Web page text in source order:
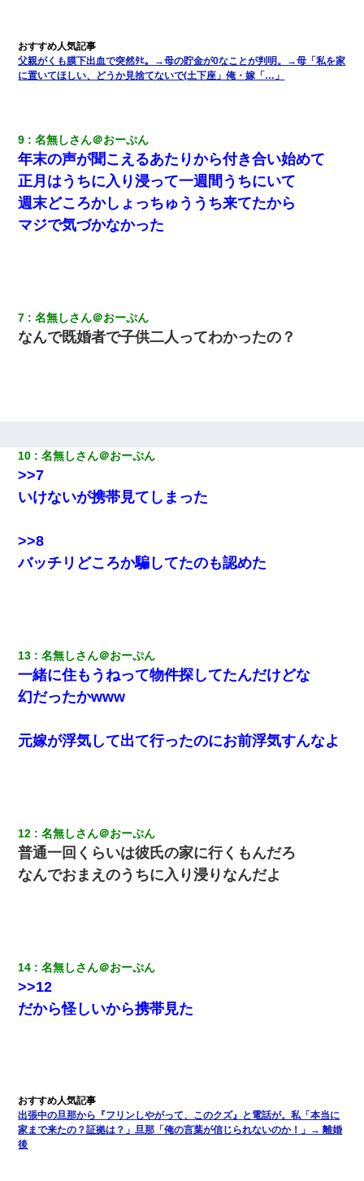
父が他界→父のフリン相手『どうか相続を放棄して下さい、昔の
ことは謝ります。ごめんなさい…』私「お子さんはフリン略奪婚
ｗｗｗｗｗｗｗｗ
ＤＮＡ検査『血縁関係０％』旦那「やっぱり托卵だったんだ…」
嫁「本当に身に覚えがない」「なにかの間違いだ！取り違え
だ！」→ 嫁「あっ」
→思わず手を叩いて振り払ったら…
転職先が決まったので退職の意思を伝えたら。上司「無責任」
「簡単には辞めさせない」私（どうせ辞めるし…）→ 思いっきり
反論をしてみた
ケーキバイキングにいた単独の50くらいのオッサン、強烈だっ
た。
妊娠中に「おいこのブタ女！てめー席譲れ！」と絡まれ腹を殴る
真似された。泣きながら夫に話すと一年後に…
さい」と言い出してド修羅場になった
同じマンションに住んでる女性が鍵をわかりやすいところに隠し
ている事に気づいた俺「忍びこんでみよう！」→ 結果
日航機墜落事故の「ここからは日本語で大丈夫ですよ〜」の絶望
感がヤバイ・・・
朝起きたら嫁がいなかった。俺（嫁も嫁実家も電話に出ない…不
安だ）→ 仕事を早退して帰宅すると、嫁と嫁両親と知らない男が
２人・・・
父親がくも膜下出血で突然ﾀﾋ。→母の貯金が0なことが判明。→母「私を家
に置いてほしい、どうか見捨てないで(土下座」俺・嫁「…」
9 名無しさん＠おーぷん
年末の声が聞こえるあたりから付き合い始めて
正月はうちに入り浸って一週間うちにいて
週末どころかしょっちゅううち来てたから
マジで気づかなかった
7 名無しさん＠おーぷん
なんで既婚者で子供二人ってわかったの？
10 名無しさん＠おーぷん
>>7
いけないが携帯見てしまった
>>8
バッチリどころか騙してたのも認めた
13 名無しさん＠おーぷん
一緒に住もうねって物件探してたんだけどな
幻だったかwww
元嫁が浮気して出て行ったのにお前浮気すんなよ
12 名無しさん＠おーぷん
普通一回くらいは彼氏の家に行くもんだろ
なんでおまえのうちに入り浸りなんだよ
14 名無しさん＠おーぷん
>>12
だから怪しいから携帯見た
出張中の旦那から『フリンしやがって、このクズ』と電話が。私「本当に
家まで来たの？証拠は？」旦那「俺の言葉が信じられないのか！」→ 離婚
後